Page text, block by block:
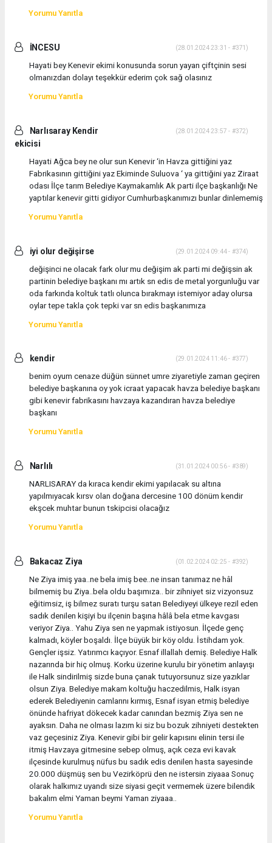
Yorumu Yanıtla
İNCESU (28.01.2024 23:31 - #371)
Hayati bey Kenevir ekimi konusunda sorun yayan çiftçinin sesi
olmanızdan dolayı teşekkür ederim çok sağ olasınız
Yorumu Yanıtla
Narlısaray Kendir
ekicisi
(28.01.2024 23:57 - #372)
Hayati Ağca bey ne olur sun Kenevir ‘in Havza gittiğini yaz
Fabrikasının gittiğini yaz Ekiminde Suluova ‘ ya gittiğini yaz Ziraat
odası İlçe tarım Belediye Kaymakamlık Ak parti ilçe başkanlığı Ne
yaptılar kenevir gitti gidiyor Cumhurbaşkanımızı bunlar dinlememiş
Yorumu Yanıtla
iyi olur değişirse (29.01.2024 09:44 - #374)
değişinci ne olacak fark olur mu değişim ak parti mi değişsin ak
partinin belediye başkanı mı artık sn edis de metal yorgunluğu var
oda farkında koltuk tatlı olunca bırakmayı istemiyor aday olursa
oylar tepe takla çok tepki var sn edis başkanımıza
Yorumu Yanıtla
kendir (29.01.2024 11:46 - #377)
benim oyum cenaze düğün sünnet umre ziyaretiyle zaman geçiren
belediye başkanına oy yok icraat yapacak havza belediye başkanı
gibi kenevir fabrikasını havzaya kazandıran havza belediye
başkanı
Yorumu Yanıtla
Narlılı (31.01.2024 00:56 - #389)
NARLISARAY da kıraca kendir ekimi yapılacak su altına
yapılmıyacak kırsv olan doğana dercesine 100 dönüm kendir
ekşcek muhtar bunun tskipcisi olacağız
Yorumu Yanıtla
Bakacaz Ziya (01.02.2024 02:25 - #392)
Ne Ziya imiş yaa..ne bela imiş bee..ne insan tanımaz ne hâl
bilmemiş bu Ziya..bela oldu başımıza.. bir zihniyet siz vizyonsuz
eğitimsiz, iş bilmez suratı turşu satan Belediyeyi ülkeye rezil eden
sadık denilen kişiyi bu ilçenin başına hâlâ bela etme kavgası
veriyor Ziya.. Yahu Ziya sen ne yapmak istiyosun. İlçede genç
kalmadı, köyler boşaldı. İlçe büyük bir köy oldu. İstihdam yok.
Gençler işsiz. Yatırımcı kaçıyor. Esnaf illallah demiş. Belediye Halk
nazarında bir hiç olmuş. Korku üzerine kurulu bir yönetim anlayışı
ile Halk sindirilmiş sizde buna çanak tutuyorsunuz size yazıklar
olsun Ziya. Belediye makam koltuğu haczedilmis, Halk isyan
ederek Belediyenin camlarını kırmış, Esnaf isyan etmiş belediye
önünde hafriyat dökecek kadar canından bezmiş Ziya sen ne
ayaksın. Daha ne olması lazım ki siz bu bozuk zihniyeti destekten
vaz geçesiniz Ziya. Kenevir gibi bir gelir kapısını elinin tersi ile
itmiş Havzaya gitmesine sebep olmuş, açık ceza evi kavak
ilçesinde kurulmuş nüfus bu sadık edis denilen hasta sayesinde
20.000 düşmüş sen bu Vezirköprü den ne istersin ziyaaa Sonuç
olarak halkımız uyandı size siyasi geçit vermemek üzere bilendik
bakalım elmi Yaman beymi Yaman ziyaaa..
Yorumu Yanıtla